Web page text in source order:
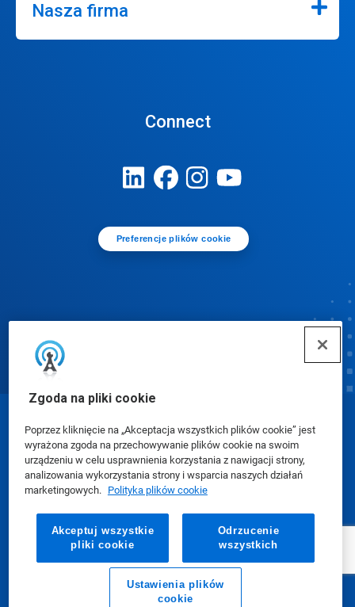
Zgoda na pliki cookie
Poprzez kliknięcie na „Akceptacja wszystkich plików cookie” jest
wyrażona zgoda na przechowywanie plików cookie na swoim
urządzeniu w celu usprawnienia korzystania z nawigacji strony,
analizowania wykorzystania strony i wsparcia naszych działań
marketingowych. Polityka plików cookie
Akceptuj wszystkie
pliki cookie
Odrzucenie
wszystkich
Ustawienia plików
cookie
Nasza firma
Connect
Preferencje plików cookie
© Ecolab Inc. 2025
Karty charakterystyki (SDS)|Polityka prywatności
Warunki użytkowania